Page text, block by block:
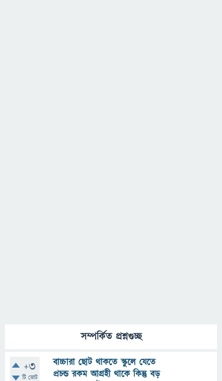
সম্পর্কিত প্রশ্নগুচ্ছ
+3
টি ভোট
বাচ্চারা ছোট থাকতে স্কুলে যেতে
প্রচন্ড রকম আগ্রহী থাকে কিন্তু বড়